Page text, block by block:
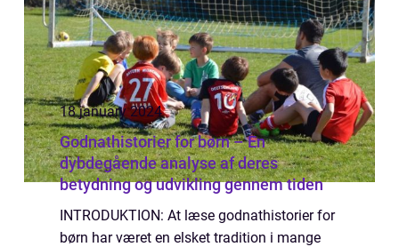
18 january 2024
Godnathistorier for børn – En
dybdegående analyse af deres
betydning og udvikling gennem tiden
INTRODUKTION: At læse godnathistorier for
børn har været en elsket tradition i mange